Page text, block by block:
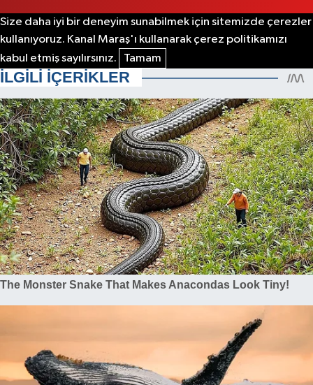
Size daha iyi bir deneyim sunabilmek için sitemizde çerezler
kullanıyoruz. Kanal Maraş'ı kullanarak çerez politikamızı
kabul etmiş sayılırsınız.
Tamam